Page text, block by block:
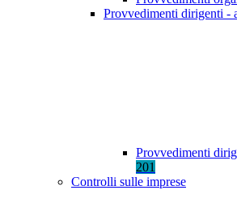
Provvedimenti dirigenti -
Provvedimenti
201
Controlli sulle imprese